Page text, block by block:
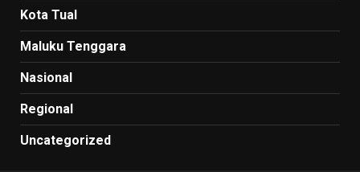
Kota Tual
Maluku Tenggara
Nasional
Regional
Uncategorized